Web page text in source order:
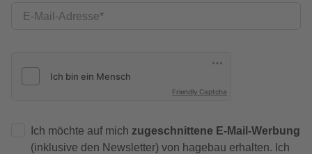
E-Mail-Adresse
Friendly Captcha
Ich möchte auf mich zugeschnittene E-Mail-Werbung
(inklusive den Newsletter) von hagebau erhalten. Ich